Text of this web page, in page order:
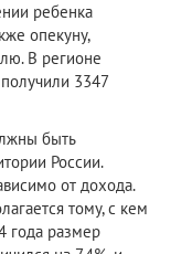
ребенка
опекуну,
В регионе
3347
быть
России.
от дохода.
тому, с кем
года размер